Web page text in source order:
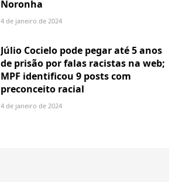
Noronha
4 de janeiro de 2024
Júlio Cocielo pode pegar até 5 anos
de prisão por falas racistas na web;
MPF identificou 9 posts com
preconceito racial
4 de janeiro de 2024